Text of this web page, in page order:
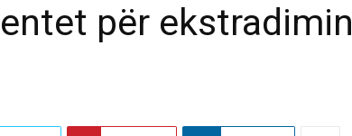
për ekstradimin